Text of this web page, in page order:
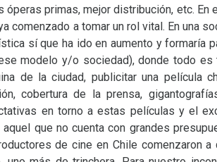
primas, mejor distribución, etc.
comenzado a tomar un rol vital. En una
sí que ha ido en aumento y formaría
modelo y/o sociedad), donde todo
de la ciudad, publicitar una película
cobertura de la prensa,
en torno a estas películas y el
que no cuenta con grandes
de cine en Chile comenzaron